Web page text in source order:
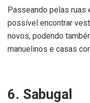
Passeando pelas ruas
possível encontrar
novos, podendo
manuelinos e casas
6. Sabugal